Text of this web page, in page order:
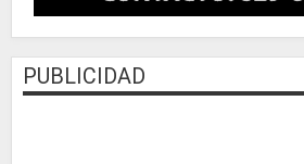
PUBLICIDAD